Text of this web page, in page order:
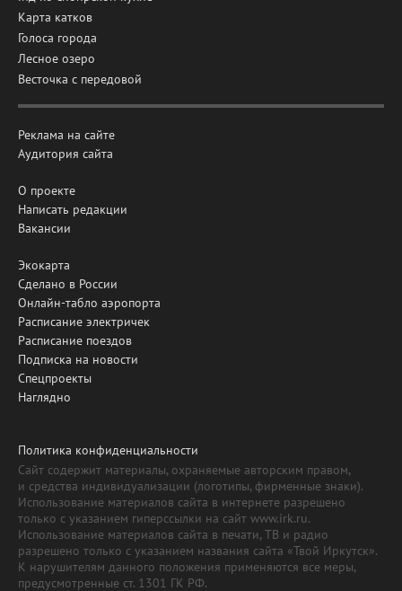
Карта катков
Голоса города
Лесное озеро
Весточка с передовой
Реклама на сайте
Аудитория сайта
О проекте
Написать редакции
Вакансии
Экокарта
Сделано в России
Онлайн-табло аэропорта
Расписание электричек
Расписание поездов
Подписка на новости
Спецпроекты
Наглядно
Политика конфиденциальности
Сайт содержит материалы, охраняемые авторским правом,
и средства индивидуализации (логотипы, фирменные знаки).
Использование материалов сайта в интернете разрешено
только с указанием гиперссылки на сайт www.irk.ru.
Использование материалов сайта в печати, ТВ и радио
разрешено только с указанием названия сайта «Твой Иркутск».
К нарушителям данного положения применяются все меры,
предусмотренные ст. 1301 ГК РФ.